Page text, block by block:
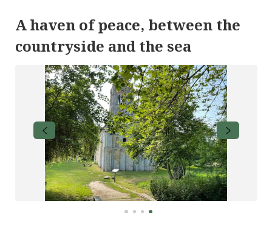
A haven of peace, between the
countryside and the sea